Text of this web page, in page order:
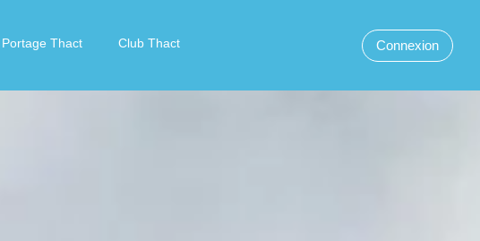
Portage Thact Club Thact Connexion